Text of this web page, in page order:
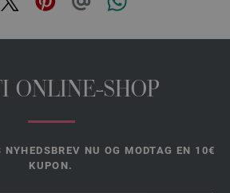
ONLINE-SHOP
NU OG MODTAG EN 10€
KUPON.